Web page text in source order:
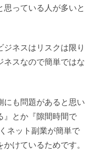
っている人が多いと
ネスはリスクは限り
ネスなので簡単ではな
にも問題があると思い
』とか『隙間時間で
ネット副業が簡単で
けているためです。